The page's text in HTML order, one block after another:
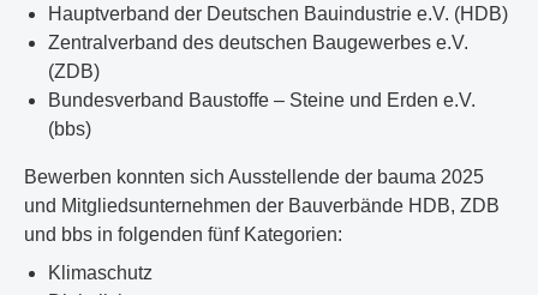
Hauptverband der Deutschen Bauindustrie e.V. (HDB)
Zentralverband des deutschen Baugewerbes e.V.
(ZDB)
Bundesverband Baustoffe – Steine und Erden e.V.
(bbs)
Bewerben konnten sich Ausstellende der bauma 2025
und Mitgliedsunternehmen der Bauverbände HDB, ZDB
und bbs in folgenden fünf Kategorien:
Klimaschutz